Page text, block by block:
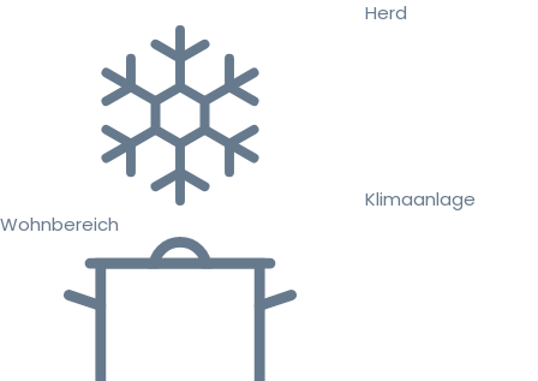
Herd
Klimaanlage
Wohnbereich